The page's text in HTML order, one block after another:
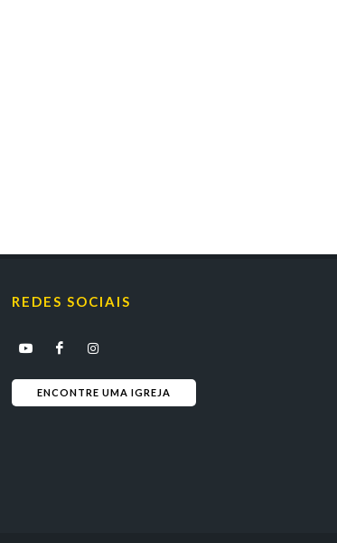
REDES SOCIAIS
ENCONTRE UMA IGREJA